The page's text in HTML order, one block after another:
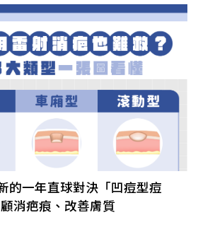
的一年直球對決「凹痘型痘
消疤痕、改善膚質